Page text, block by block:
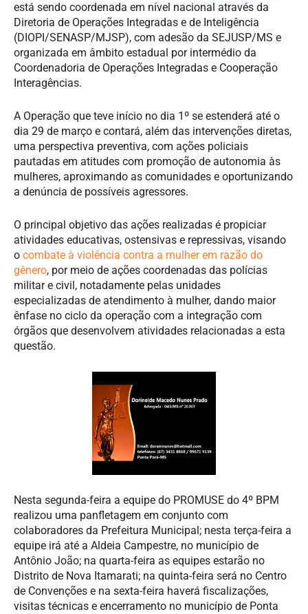
está sendo coordenada em nível nacional através da
Diretoria de Operações Integradas e de Inteligência
(DIOPI/SENASP/MJSP), com adesão da SEJUSP/MS e
organizada em âmbito estadual por intermédio da
Coordenadoria de Operações Integradas e Cooperação
Interagências.
A Operação que teve início no dia 1º se estenderá até o
dia 29 de março e contará, além das intervenções diretas,
uma perspectiva preventiva, com ações policiais
pautadas em atitudes com promoção de autonomia às
mulheres, aproximando as comunidades e oportunizando
a denúncia de possíveis agressores.
O principal objetivo das ações realizadas é propiciar
atividades educativas, ostensivas e repressivas, visando
o combate à violência contra a mulher em razão do
gênero, por meio de ações coordenadas das polícias
militar e civil, notadamente pelas unidades
especializadas de atendimento à mulher, dando maior
ênfase no ciclo da operação com a integração com
órgãos que desenvolvem atividades relacionadas a esta
questão.
Nesta segunda-feira a equipe do PROMUSE do 4º BPM
realizou uma panfletagem em conjunto com
colaboradores da Prefeitura Municipal; nesta terça-feira a
equipe irá até a Aldeia Campestre, no município de
Antônio João; na quarta-feira as equipes estarão no
Distrito de Nova Itamarati; na quinta-feira será no Centro
de Convenções e na sexta-feira haverá fiscalizações,
visitas técnicas e encerramento no município de Ponta